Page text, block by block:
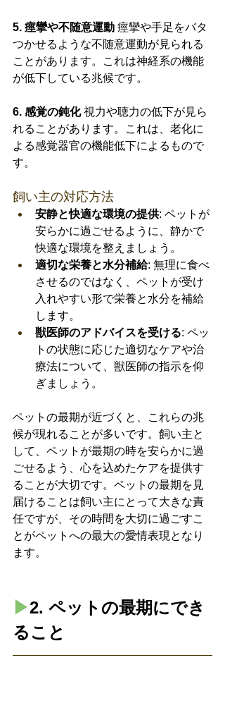
5. 痙攣や不随意運動 痙攣や手足をバタ
つかせるような不随意運動が見られる
ことがあります。これは神経系の機能
が低下している兆候です。
6. 感覚の鈍化 視力や聴力の低下が見ら
れることがあります。これは、老化に
よる感覚器官の機能低下によるもので
す。
飼い主の対応方法
安静と快適な環境の提供: ペットが
安らかに過ごせるように、静かで
快適な環境を整えましょう。
適切な栄養と水分補給: 無理に食べ
させるのではなく、ペットが受け
入れやすい形で栄養と水分を補給
します。
獣医師のアドバイスを受ける: ペッ
トの状態に応じた適切なケアや治
療法について、獣医師の指示を仰
ぎましょう。
ペットの最期が近づくと、これらの兆
候が現れることが多いです。飼い主と
して、ペットが最期の時を安らかに過
ごせるよう、心を込めたケアを提供す
ることが大切です。ペットの最期を見
届けることは飼い主にとって大きな責
任ですが、その時間を大切に過ごすこ
とがペットへの最大の愛情表現となり
ます。
▶︎2. ペットの最期にでき
ること